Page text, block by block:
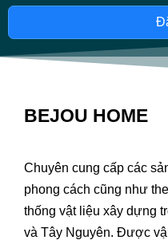
BEJOU HOME
Chuyên cung cấp các
phong cách cũng như
thống vật liệu xây dựng
và Tây Nguyên. Được